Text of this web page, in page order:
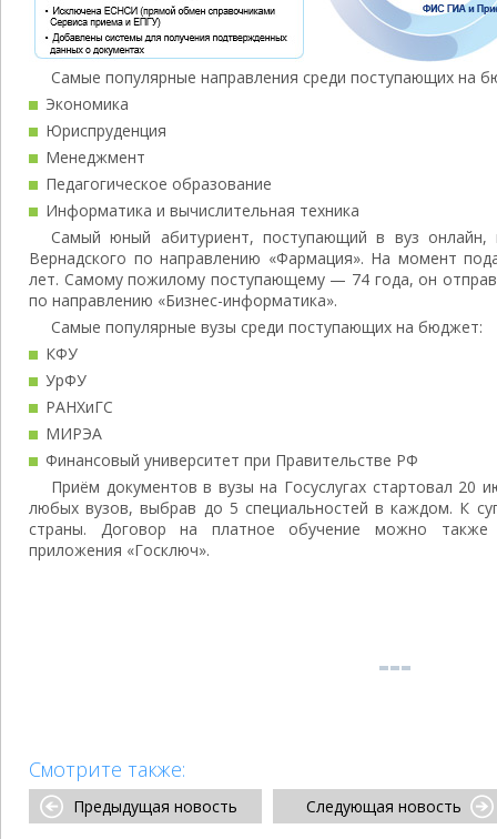
Самые популярные направления среди поступающих на
Экономика
Юриспруденция
Менеджмент
Педагогическое образование
Информатика и вычислительная техника
Самый юный абитуриент, поступающий в вуз
Вернадского по направлению «Фармация». На момент
лет. Самому пожилому поступающему — 74 года, он
по направлению «Бизнес-информатика».
Самые популярные вузы среди поступающих на бюджет:
КФУ
УрФУ
РАНХиГС
МИРЭА
Финансовый университет при Правительстве РФ
Приём документов в вузы на Госуслугах стартовал 20
любых вузов, выбрав до 5 специальностей в каждом. К
страны. Договор на платное обучение можно
приложения «Госключ».
Смотрите также:
Предыдущая новость Следующая новость